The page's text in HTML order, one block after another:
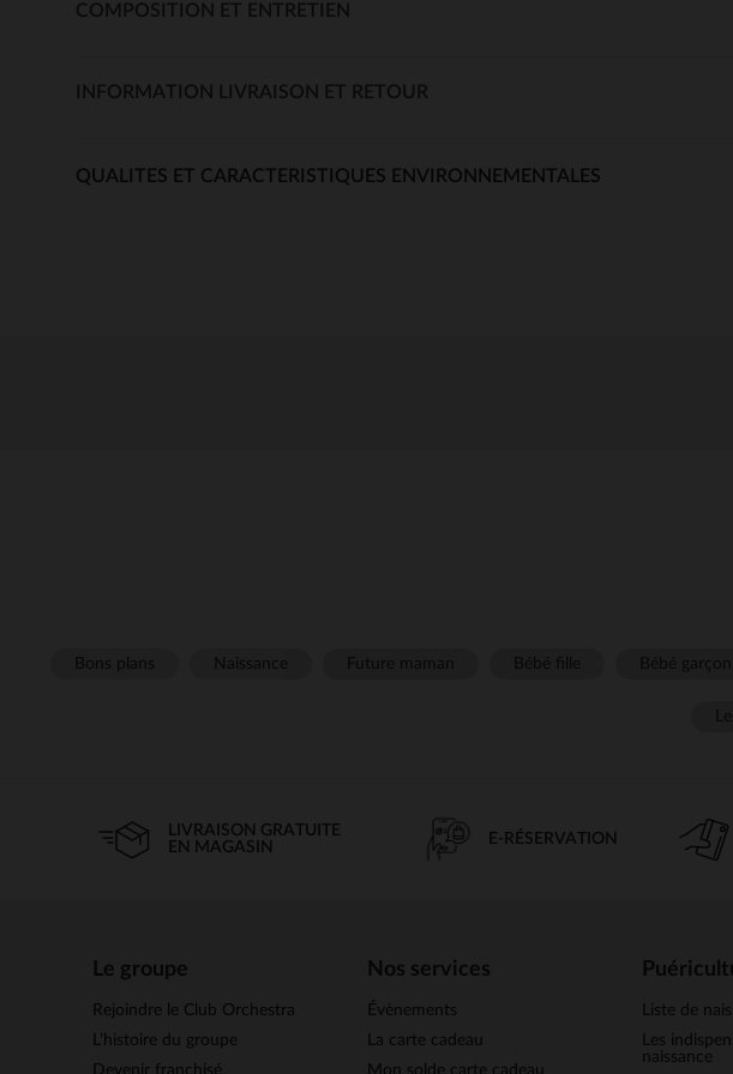
COMPOSITION ET ENTRETIEN
INFORMATION LIVRAISON ET RETOUR
QUALITES ET CARACTERISTIQUES ENVIRONNEMENTALES
LIVRAISON GRATUITE
EN MAGASIN
E-RÉSERVATION
Le groupe
Rejoindre le Club Orchestra
L’histoire du groupe
Devenir franchisé
Nos services
Évènements
La carte cadeau
Mon solde carte cadeau
Liste de
Les
naissance